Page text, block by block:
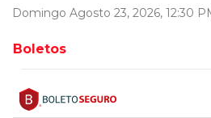
Domingo Agosto 23, 2026, 12:30
Boletos